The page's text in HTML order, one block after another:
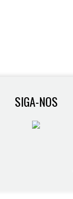
SIGA-NOS